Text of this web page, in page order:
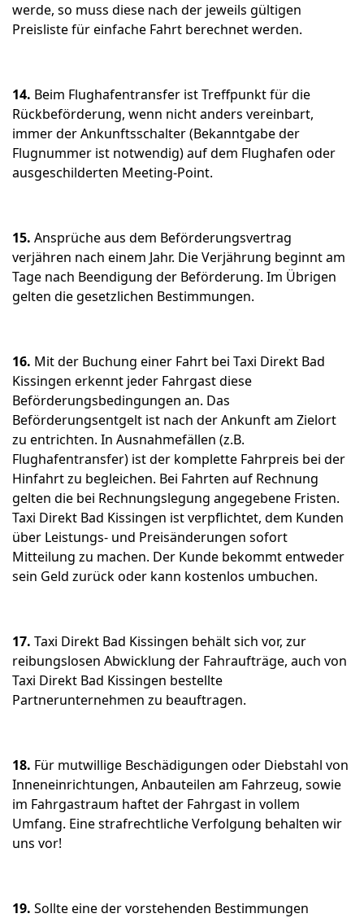
werde, so muss diese nach der jeweils gültigen
Preisliste für einfache Fahrt berechnet werden.
14. Beim Flughafentransfer ist Treffpunkt für die
Rückbeförderung, wenn nicht anders vereinbart,
immer der Ankunftsschalter (Bekanntgabe der
Flugnummer ist notwendig) auf dem Flughafen oder
ausgeschilderten Meeting-Point.
15. Ansprüche aus dem Beförderungsvertrag
verjähren nach einem Jahr. Die Verjährung beginnt am
Tage nach Beendigung der Beförderung. Im Übrigen
gelten die gesetzlichen Bestimmungen.
16. Mit der Buchung einer Fahrt bei Taxi Direkt Bad
Kissingen erkennt jeder Fahrgast diese
Beförderungsbedingungen an. Das
Beförderungsentgelt ist nach der Ankunft am Zielort
zu entrichten. In Ausnahmefällen (z.B.
Flughafentransfer) ist der komplette Fahrpreis bei der
Hinfahrt zu begleichen. Bei Fahrten auf Rechnung
gelten die bei Rechnungslegung angegebene Fristen.
Taxi Direkt Bad Kissingen ist verpflichtet, dem Kunden
über Leistungs- und Preisänderungen sofort
Mitteilung zu machen. Der Kunde bekommt entweder
sein Geld zurück oder kann kostenlos umbuchen.
17. Taxi Direkt Bad Kissingen behält sich vor, zur
reibungslosen Abwicklung der Fahraufträge, auch von
Taxi Direkt Bad Kissingen bestellte
Partnerunternehmen zu beauftragen.
18. Für mutwillige Beschädigungen oder Diebstahl von
Inneneinrichtungen, Anbauteilen am Fahrzeug, sowie
im Fahrgastraum haftet der Fahrgast in vollem
Umfang. Eine strafrechtliche Verfolgung behalten wir
uns vor!
19. Sollte eine der vorstehenden Bestimmungen